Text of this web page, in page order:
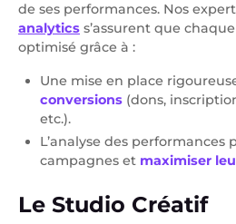
de ses performances. Nos
analytics s’assurent que
optimisé grâce à :
Une mise en place
conversions (dons,
etc.).
L’analyse des performances
campagnes et maximiser
Le Studio Créatif